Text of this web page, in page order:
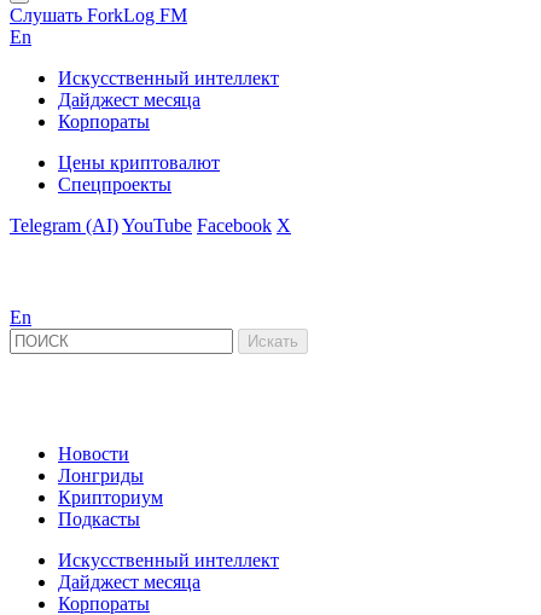
Слушать ForkLog FM
En
Искусственный интеллект
Дайджест месяца
Корпораты
Цены криптовалют
Спецпроекты
Telegram (AI)YouTube Facebook X
En
Новости
Лонгриды
Крипториум
Подкасты
Искусственный интеллект
Дайджест месяца
Корпораты